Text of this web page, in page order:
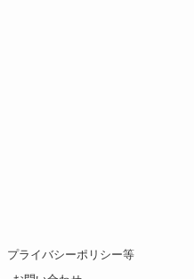
プライバシーポリシー等